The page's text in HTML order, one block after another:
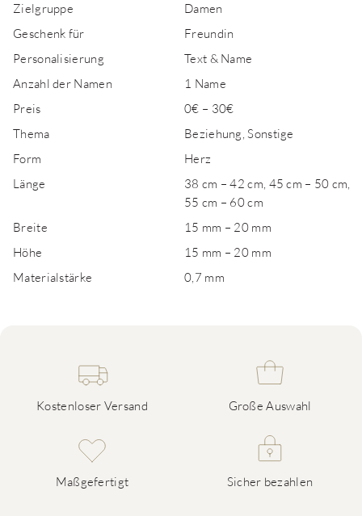
Zielgruppe
Damen
Geschenk für
Freundin
Personalisierung
Text & Name
Anzahl der Namen
1 Name
Preis
0€ – 30€
Thema
Beziehung, Sonstige
Form
Herz
Länge
38 cm – 42 cm, 45 cm – 50 cm,
55 cm – 60 cm
Breite
15 mm – 20 mm
Höhe
15 mm – 20 mm
Materialstärke
0,7 mm
Kostenloser Versand Große Auswahl
Maßgefertigt Sicher bezahlen